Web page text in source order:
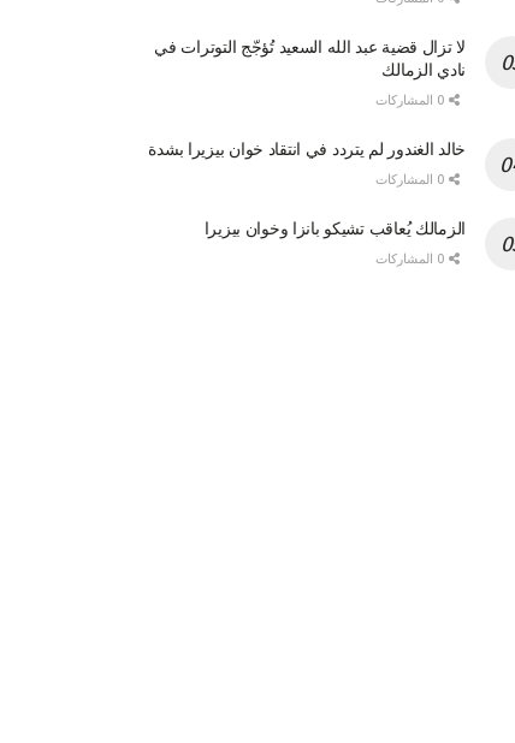
لا تزال قضية عبد الله السعيد تُؤجّج التوترات في
نادي الزمالك
خالد الغندور لم يتردد في انتقاد خوان بيزيرا بشدة
الزمالك يُعاقب تشيكو بانزا وخوان بيزيرا